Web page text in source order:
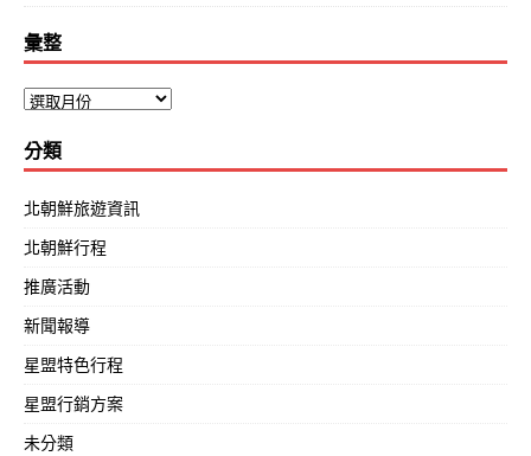
彙整
分類
北朝鮮旅遊資訊
北朝鮮行程
推廣活動
新聞報導
星盟特色行程
星盟行銷方案
未分類